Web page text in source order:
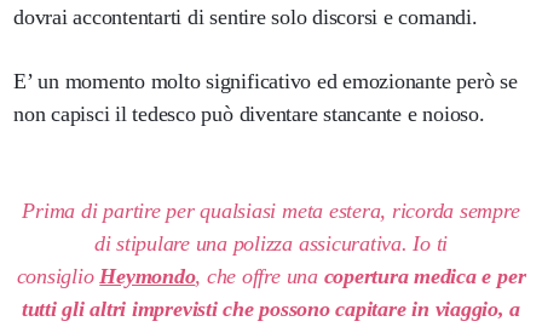
dovrai accontentarti di sentire solo discorsi e comandi.
E’ un momento molto significativo ed emozionante però se
non capisci il tedesco può diventare stancante e noioso.
Prima di partire per qualsiasi meta estera, ricorda sempre
di stipulare una polizza assicurativa. Io ti
consiglioHeymondo, che offre una copertura medica e per
tutti gli altri imprevisti che possono capitare in viaggio, a